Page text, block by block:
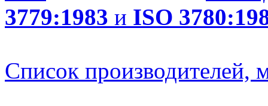
3779:1983 и ISO
Список производителей,